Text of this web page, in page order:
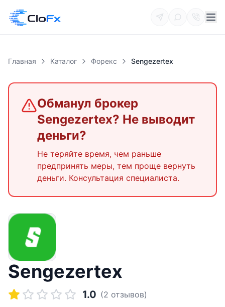
Главная Каталог Форекс Sengezertex
Обманул брокер
Sengezertex? Не выводит
деньги?
Не теряйте время, чем раньше
предпринять меры, тем проще вернуть
деньги. Консультация специалиста.
Sengezertex
1.0 (2 отзывов)